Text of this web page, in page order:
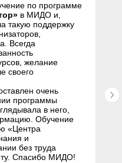
по программе
в МИДО и,
такую поддержку
Всегда
желание
своего
очень
программы
в него,
Обучение
«Центра
и
без труда
Спасибо МИДО!